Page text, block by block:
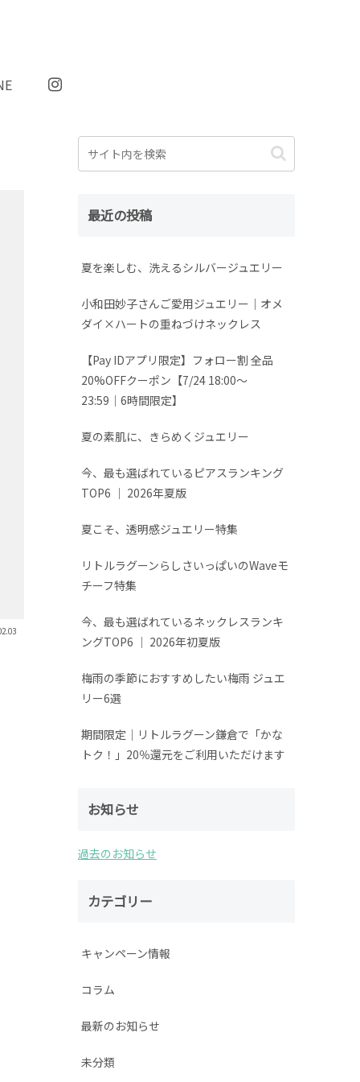
最近の投稿
夏を楽しむ、洗えるシルバージュエリー
小和田妙子さんご愛用ジュエリー｜オメ
ダイ×ハートの重ねづけネックレス
【Pay IDアプリ限定】フォロー割 全品
20%OFFクーポン【7/24 18:00～
23:59│6時間限定】
夏の素肌に、きらめくジュエリー
今、最も選ばれているピアスランキング
TOP6 │ 2026年夏版
夏こそ、透明感ジュエリー特集
リトルラグーンらしさいっぱいのWaveモ
チーフ特集
今、最も選ばれているネックレスランキ
ングTOP6 │ 2026年初夏版
梅雨の季節におすすめしたい梅雨 ジュエ
リー6選
期間限定│リトルラグーン鎌倉で「かな
トク！」20％還元をご利用いただけます
お知らせ
過去のお知らせ
カテゴリー
キャンペーン情報
コラム
最新のお知らせ
未分類